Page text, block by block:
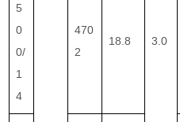
3.0
5
0
0/
1
4
470
2
18.8